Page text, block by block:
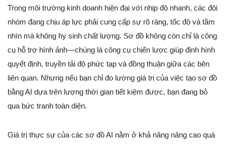
Trong môi trường kinh doanh hiện đại với nhịp độ nhanh, các đội
nhóm đang chịu áp lực phải cung cấp sự rõ ràng, tốc độ và tầm
nhìn mà không hy sinh chất lượng. Sơ đồ không còn chỉ là công
cụ hỗ trợ hình ảnh—chúng là công cụ chiến lược giúp định hình
quyết định, truyền tải độ phức tạp và đồng thuận giữa các bên
liên quan. Nhưng nếu bạn chỉ đo lường giá trị của việc tạo sơ đồ
bằng AI dựa trên lượng thời gian tiết kiệm được, bạn đang bỏ
qua bức tranh toàn diện.
Giá trị thực sự của các sơ đồ AI nằm ở khả năng nâng cao quá